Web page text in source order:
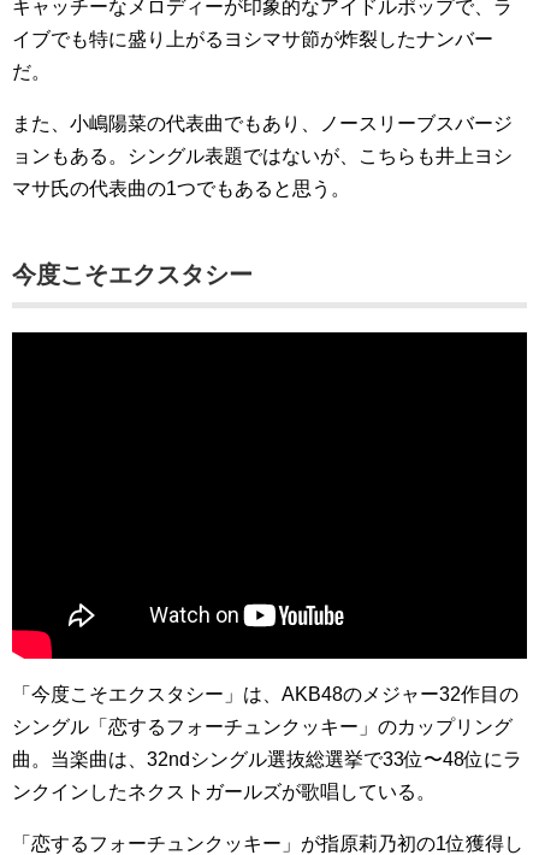
キャッチーなメロディーが印象的なアイドルポップで、ラ
イブでも特に盛り上がるヨシマサ節が炸裂したナンバー
だ。
また、小嶋陽菜の代表曲でもあり、ノースリーブスバージ
ョンもある。シングル表題ではないが、こちらも井上ヨシ
マサ氏の代表曲の1つでもあると思う。
今度こそエクスタシー
「今度こそエクスタシー」は、AKB48のメジャー32作目の
シングル「恋するフォーチュンクッキー」のカップリング
曲。当楽曲は、32ndシングル選抜総選挙で33位〜48位にラ
ンクインしたネクストガールズが歌唱している。
「恋するフォーチュンクッキー」が指原莉乃初の1位獲得し